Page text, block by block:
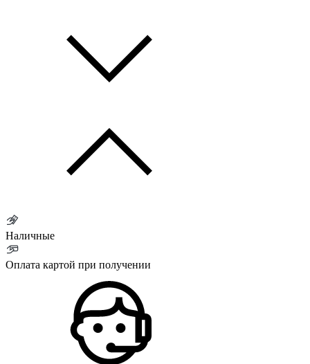
Наличные
Оплата картой при получении